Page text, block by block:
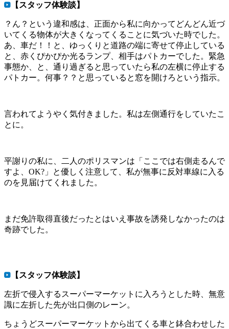
【スタッフ体験談】
？ん？という違和感は、正面から私に向かってどんどん近づ
いてくる物体が大きくなってくることに気づいた時でした。
あ、車だ！！と、ゆっくりと道路の端に寄せて停止している
と、赤くぴかぴか光るランプ、相手はパトカーでした。緊急
事態か、と、通り過ぎると思っていたら私の左横に停止する
パトカー。何事？？と思っていると窓を開けろという指示。
言われてようやく気付きました。私は左側通行をしていたこ
とに。
平謝りの私に、二人のポリスマンは「ここでは右側走るんで
すよ、OK?」と優しく注意して、私が無事に反対車線に入る
のを見届けてくれました。
まだ免許取得直後だったとはいえ事故を誘発しなかったのは
奇跡でした。
【スタッフ体験談】
左折で侵入するスーパーマーケットに入ろうとした時、無意
識に左折した先が出口側のレーン。
ちょうどスーパーマーケットから出てくる車と鉢合わせした